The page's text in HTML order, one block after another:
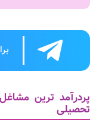
پردرآمد ترین
تحصیلی